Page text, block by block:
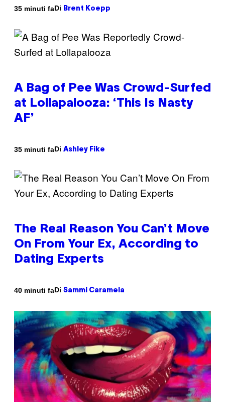
35 minuti faDi Brent Koepp
A Bag of Pee Was Crowd-Surfed
at Lollapalooza: ‘This Is Nasty
AF’
35 minuti faDi Ashley Fike
The Real Reason You Can’t Move
On From Your Ex, According to
Dating Experts
40 minuti faDi Sammi Caramela